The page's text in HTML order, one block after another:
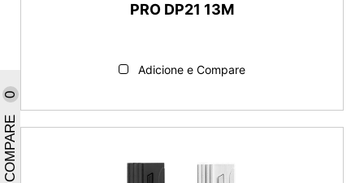
COMPARE
0
PRO DP21 13M
Adicione e Compare